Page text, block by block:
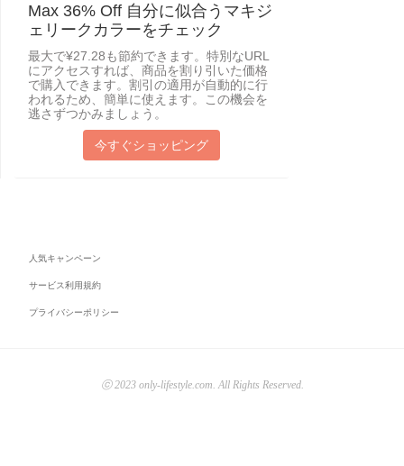
Max 36% Off 自分に似合うマキジ
ェリークカラーをチェック
最大で¥27.28も節約できます。特別なURL
にアクセスすれば、商品を割り引いた価格
で購入できます。割引の適用が自動的に行
われるため、簡単に使えます。この機会を
逃さずつかみましょう。
今すぐショッピング
人気キャンペーン
サービス利用規約
プライバシーポリシー
ⓒ 2023 only-lifestyle.com. All Rights Reserved.